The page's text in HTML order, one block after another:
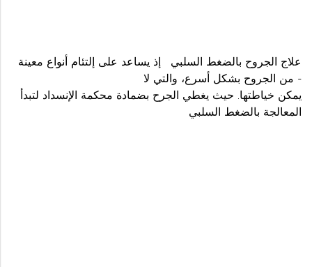
علاج الجروح بالضغط السلبي إذ يساعد على إلتئام أنواع معينة
من الجروح بشكل أسرع، والتي لا -
يمكن خياطتها. حيث يغطي الجرح بضمادة محكمة الإنسداد لتبدأ
المعالجة بالضغط السلبي